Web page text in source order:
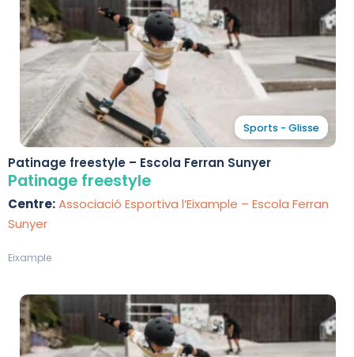
Sports - Glisse
Patinage freestyle – Escola Ferran Sunyer
Patinage freestyle
Centre:Associació Esportiva l’Eixample – Escola Ferran
Sunyer
Eixample